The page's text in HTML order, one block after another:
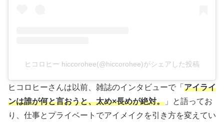
ヒコロヒー hiccorohee(@hiccorohee)がシェアした投稿
ヒコロヒーさんは以前、雑誌のインタビューで「 アイライ
ンは誰が何と言おうと、太め×長めが絶対。 」と語ってお
り、仕事とプライベートでアイメイクを引き方を変えてい